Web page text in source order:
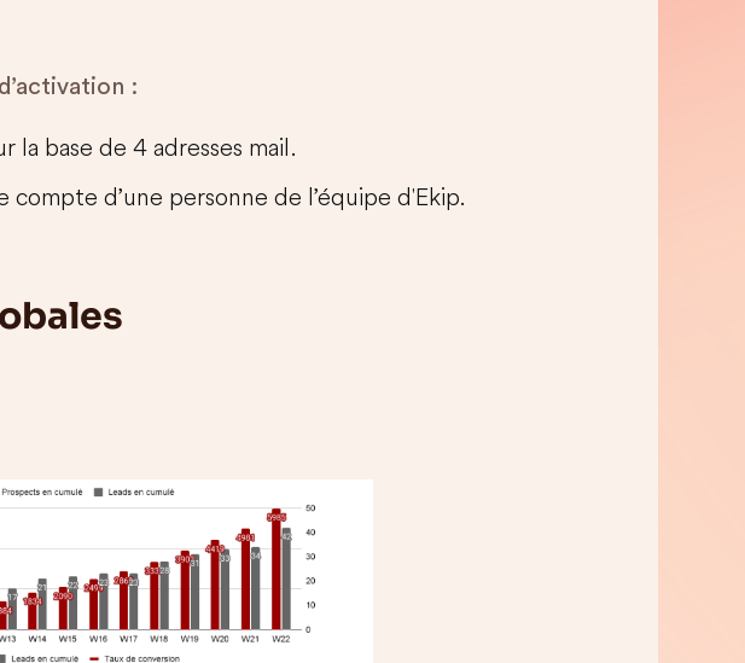
:
la base de 4 adresses mail.
compte d’une personne de l’équipe d'Ekip.